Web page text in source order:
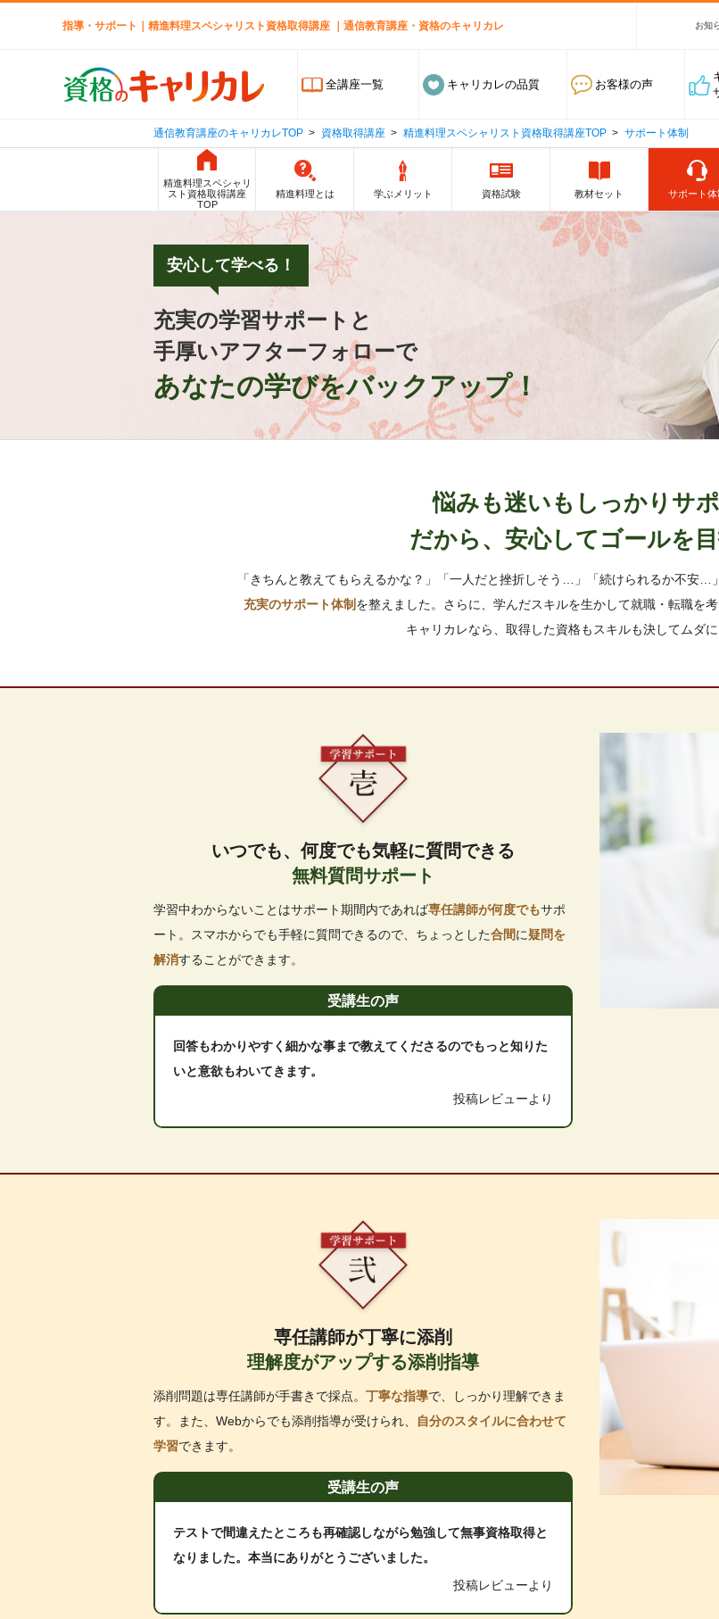
指導・サポート｜精進料理スペシャリスト資格取得講座 ｜通信教育講座・資格のキャリカレ お知
全講座一覧 キャリカレの品質 お客様の声
通信教育講座のキャリカレTOP 資格取得講座 精進料理スペシャリスト資格取得講座TOP サポート体制
精進料理スペシャリ
スト資格取得講座
TOP
精進料理とは 学ぶメリット 資格試験 教材セット サポート体
安心して学べる！
充実の学習サポートと
手厚いアフターフォローで
あなたの学びをバックアップ！
悩みも迷いもしっかりサ
だから、安心してゴールを
「きちんと教えてもらえるかな？」「一人だと挫折しそう…」「続けられるか不安…
充実のサポート体制 を整えました。さらに、学んだスキルを生かして就職・転職を
キャリカレなら、取得した資格もスキルも決してムダに
いつでも、何度でも気軽に質問できる
無料質問サポート
学習中わからないことはサポート期間内であれば専任講師が何度でもサポ
ート。スマホからでも手軽に質問できるので、ちょっとした合間に疑問を
解消することができます。
受講生の声
回答もわかりやすく細かな事まで教えてくださるのでもっと知りた
いと意欲もわいてきます。
投稿レビューより
専任講師が丁寧に添削
理解度がアップする添削指導
添削問題は専任講師が手書きで採点。 丁寧な指導で、しっかり理解できま
す。また、Webからでも添削指導が受けられ、
自分のスタイルに合わせて
学習できます。
受講生の声
テストで間違えたところも再確認しながら勉強して無事資格取得と
なりました。本当にありがとうございました。
投稿レビューより